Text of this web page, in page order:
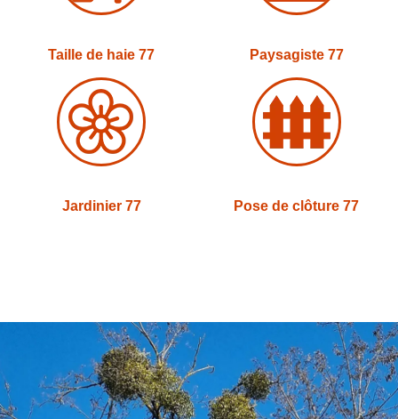
Taille de haie 77 Paysagiste 77
Jardinier 77 Pose de clôture 77